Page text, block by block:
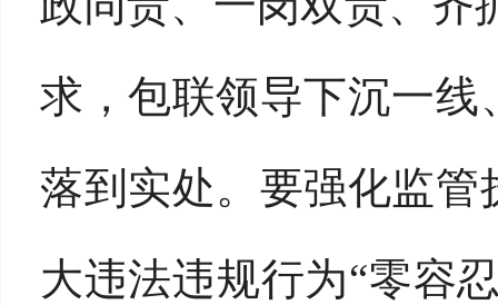
求，包联领导下沉一
落到实处。要强化监
大违法违规行为“零容